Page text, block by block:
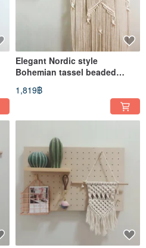
Elegant Nordic style
Bohemian tassel beaded
living room bedroom
decoration wall hanging
1,819฿